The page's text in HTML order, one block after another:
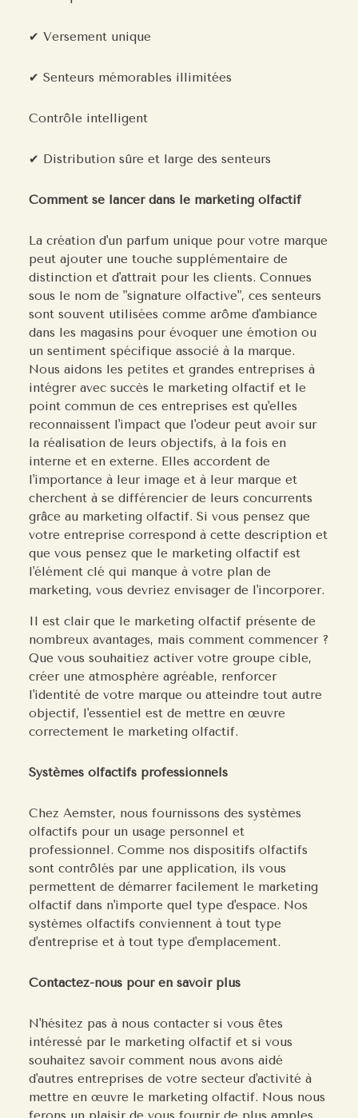
✔ Versement unique
✔ Senteurs mémorables illimitées
Contrôle intelligent
✔ Distribution sûre et large des senteurs
Comment se lancer dans le marketing olfactif
La création d'un parfum unique pour votre marque
peut ajouter une touche supplémentaire de
distinction et d'attrait pour les clients. Connues
sous le nom de "signature olfactive", ces senteurs
sont souvent utilisées comme arôme d'ambiance
dans les magasins pour évoquer une émotion ou
un sentiment spécifique associé à la marque.
Nous aidons les petites et grandes entreprises à
intégrer avec succès le marketing olfactif et le
point commun de ces entreprises est qu'elles
reconnaissent l'impact que l'odeur peut avoir sur
la réalisation de leurs objectifs, à la fois en
interne et en externe. Elles accordent de
l'importance à leur image et à leur marque et
cherchent à se différencier de leurs concurrents
grâce au marketing olfactif. Si vous pensez que
votre entreprise correspond à cette description et
que vous pensez que le marketing olfactif est
l'élément clé qui manque à votre plan de
marketing, vous devriez envisager de l'incorporer.
Il est clair que le marketing olfactif présente de
nombreux avantages, mais comment commencer ?
Que vous souhaitiez activer votre groupe cible,
créer une atmosphère agréable, renforcer
l'identité de votre marque ou atteindre tout autre
objectif, l'essentiel est de mettre en œuvre
correctement le marketing olfactif.
Systèmes olfactifs professionnels
Chez Aemster, nous fournissons des systèmes
olfactifs pour un usage personnel et
professionnel. Comme nos dispositifs olfactifs
sont contrôlés par une application, ils vous
permettent de démarrer facilement le marketing
olfactif dans n'importe quel type d'espace. Nos
systèmes olfactifs conviennent à tout type
d'entreprise et à tout type d'emplacement.
Contactez-nous pour en savoir plus
N'hésitez pas à nous contacter si vous êtes
intéressé par le marketing olfactif et si vous
souhaitez savoir comment nous avons aidé
d'autres entreprises de votre secteur d'activité à
mettre en œuvre le marketing olfactif. Nous nous